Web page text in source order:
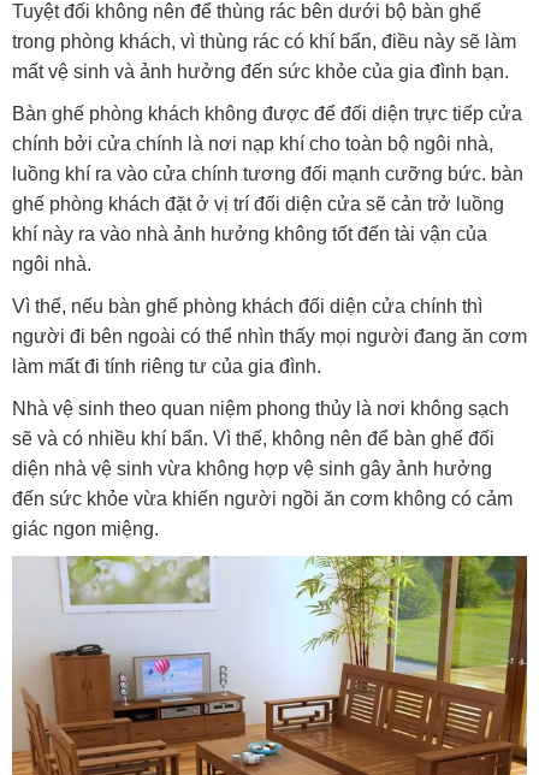
Tuyệt đối không nên để thùng rác bên dưới bộ bàn ghế
trong phòng khách, vì thùng rác có khí bẩn, điều này sẽ làm
mất vệ sinh và ảnh hưởng đến sức khỏe của gia đình bạn.
Bàn ghế phòng khách không được để đối diện trực tiếp cửa
chính bởi cửa chính là nơi nạp khí cho toàn bộ ngôi nhà,
luồng khí ra vào cửa chính tương đối mạnh cưỡng bức. bàn
ghế phòng khách đặt ở vị trí đối diện cửa sẽ cản trở luồng
khí này ra vào nhà ảnh hưởng không tốt đến tài vận của
ngôi nhà.
Vì thế, nếu bàn ghế phòng khách đối diện cửa chính thì
người đi bên ngoài có thể nhìn thấy mọi người đang ăn cơm
làm mất đi tính riêng tư của gia đình.
Nhà vệ sinh theo quan niệm phong thủy là nơi không sạch
sẽ và có nhiều khí bẩn. Vì thế, không nên để bàn ghế đối
diện nhà vệ sinh vừa không hợp vệ sinh gây ảnh hưởng
đến sức khỏe vừa khiến người ngồi ăn cơm không có cảm
giác ngon miệng.